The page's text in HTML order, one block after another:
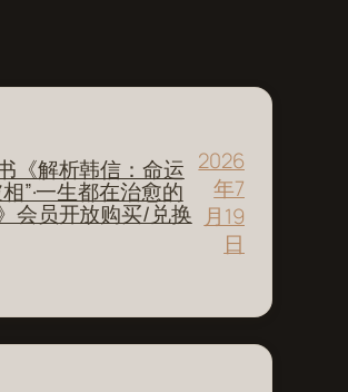
《解析韩信：命运
”·一生都在治愈的
会员开放购买/兑换
2026
年7
月19
日